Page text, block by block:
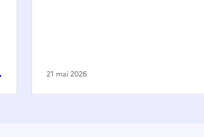
21 mai 2026